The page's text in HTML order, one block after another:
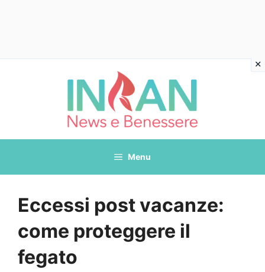
Menu
Eccessi post vacanze:
come proteggere il
fegato